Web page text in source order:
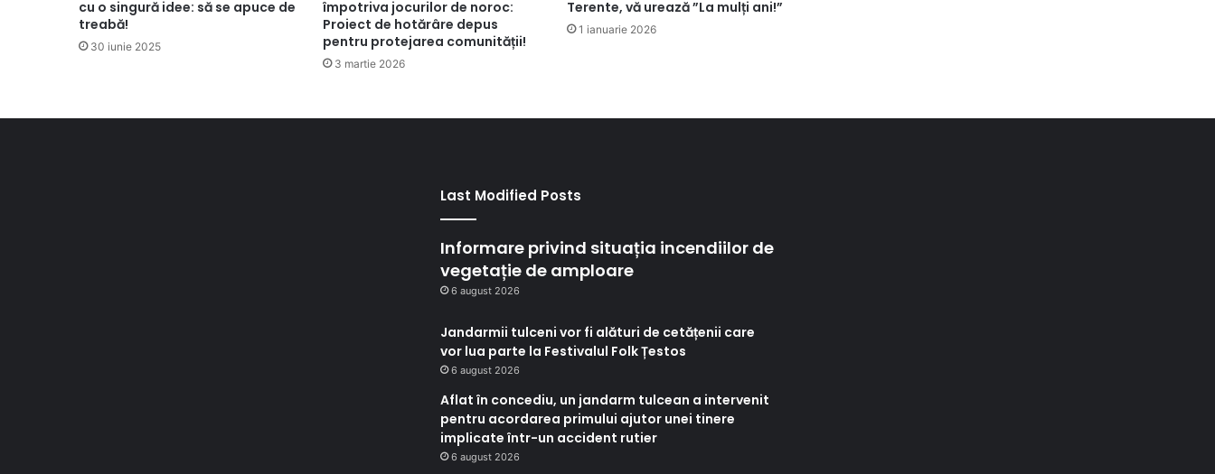
cu o singură idee: să se apuce de
treabă!
30 iunie 2025
împotriva jocurilor de noroc:
Proiect de hotărâre depus
pentru protejarea comunității!
3 martie 2026
Terente, vă urează ”La mulți ani!”
1 ianuarie 2026
Last Modified Posts
Informare privind situația incendiilor de
vegetație de amploare
6 august 2026
Jandarmii tulceni vor fi alături de cetățenii care
vor lua parte la Festivalul Folk Țestos
6 august 2026
Aflat în concediu, un jandarm tulcean a intervenit
pentru acordarea primului ajutor unei tinere
implicate într-un accident rutier
6 august 2026